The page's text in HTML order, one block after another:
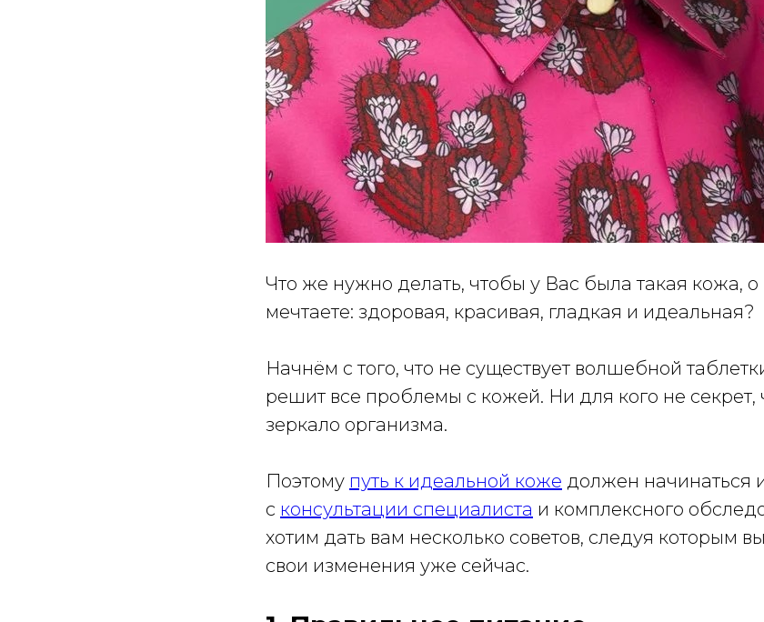
Что же нужно делать, чтобы у Вас была такая кожа,
мечтаете: здоровая, красивая, гладкая и идеальная?
Начнём с того, что не существует волшебной
решит все проблемы с кожей. Ни для кого не секрет,
зеркало организма.
Поэтому путь к идеальной коже должен начинаться
с консультации специалиста и комплексного
хотим дать вам несколько советов, следуя которым
свои изменения уже сейчас.